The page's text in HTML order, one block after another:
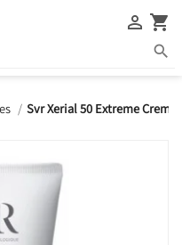

 
Svr Xerial 50 Extreme Crema